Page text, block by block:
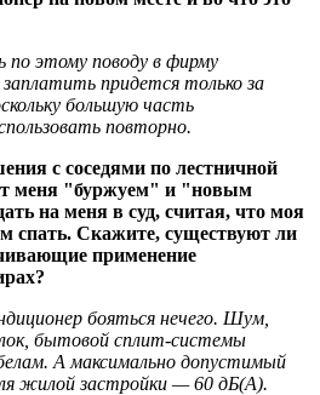
этому поводу в фирму
придется только за
большую часть
повторно.
с соседями по лестничной
меня "буржуем" и "новым
на меня в суд, считая, что моя
спать. Скажите, существуют ли
применение
бояться нечего. Шум,
бытовой сплит-системы
А максимально допустимый
жилой застройки — 60 дБ(А).